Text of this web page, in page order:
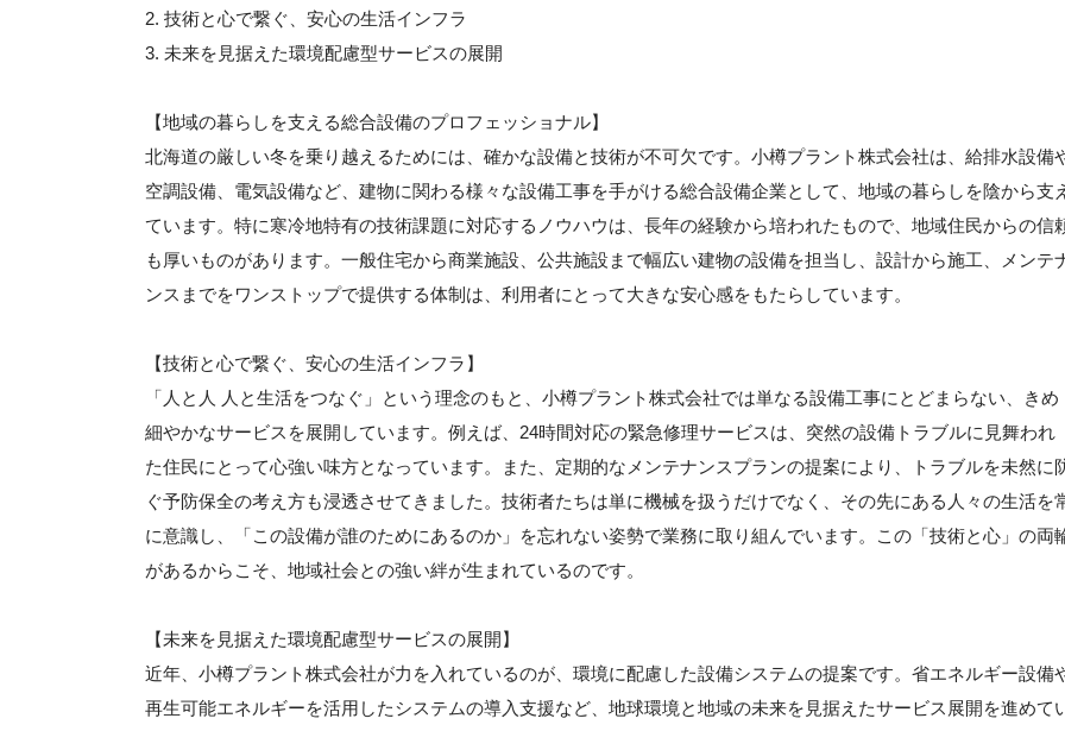
2. 技術と心で繋ぐ、安心の生活インフラ
3. 未来を見据えた環境配慮型サービスの展開
【地域の暮らしを支える総合設備のプロフェッショナル】
北海道の厳しい冬を乗り越えるためには、確かな設備と技術が不可欠です。小樽プラント株式会社は、給排水設備
空調設備、電気設備など、建物に関わる様々な設備工事を手がける総合設備企業として、地域の暮らしを陰から支え
ています。特に寒冷地特有の技術課題に対応するノウハウは、長年の経験から培われたもので、地域住民からの信
も厚いものがあります。一般住宅から商業施設、公共施設まで幅広い建物の設備を担当し、設計から施工、メンテ
ンスまでをワンストップで提供する体制は、利用者にとって大きな安心感をもたらしています。
【技術と心で繋ぐ、安心の生活インフラ】
「人と人 人と生活をつなぐ」という理念のもと、小樽プラント株式会社では単なる設備工事にとどまらない、きめ
細やかなサービスを展開しています。例えば、24時間対応の緊急修理サービスは、突然の設備トラブルに見舞われ
た住民にとって心強い味方となっています。また、定期的なメンテナンスプランの提案により、トラブルを未然に
ぐ予防保全の考え方も浸透させてきました。技術者たちは単に機械を扱うだけでなく、その先にある人々の生活を
に意識し、「この設備が誰のためにあるのか」を忘れない姿勢で業務に取り組んでいます。この「技術と心」の両
があるからこそ、地域社会との強い絆が生まれているのです。
【未来を見据えた環境配慮型サービスの展開】
近年、小樽プラント株式会社が力を入れているのが、環境に配慮した設備システムの提案です。省エネルギー設備
再生可能エネルギーを活用したシステムの導入支援など、地球環境と地域の未来を見据えたサービス展開を進めて